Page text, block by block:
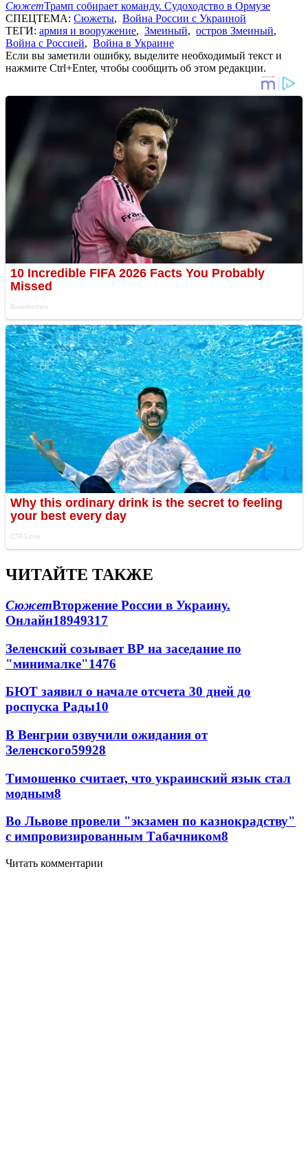
СюжетТрамп собирает команду. Судоходство в Ормузе
СПЕЦТЕМА: Сюжеты, Война России с Украиной
ТЕГИ: армия и вооружение, Змеиный, остров Змеиный,
Война с Россией, Война в Украине
Если вы заметили ошибку, выделите необходимый текст и
нажмите Ctrl+Enter, чтобы сообщить об этом редакции.
ЧИТАЙТЕ ТАКЖЕ
СюжетВторжение России в Украину.
Онлайн18949317
Зеленский созывает ВР на заседание по
"минималке"1476
БЮТ заявил о начале отсчета 30 дней до
роспуска Рады10
В Венгрии озвучили ожидания от
Зеленского59928
Тимошенко считает, что украинский язык стал
модным8
Во Львове провели "экзамен по казнокрадству"
с импровизированным Табачником8
Читать комментарии